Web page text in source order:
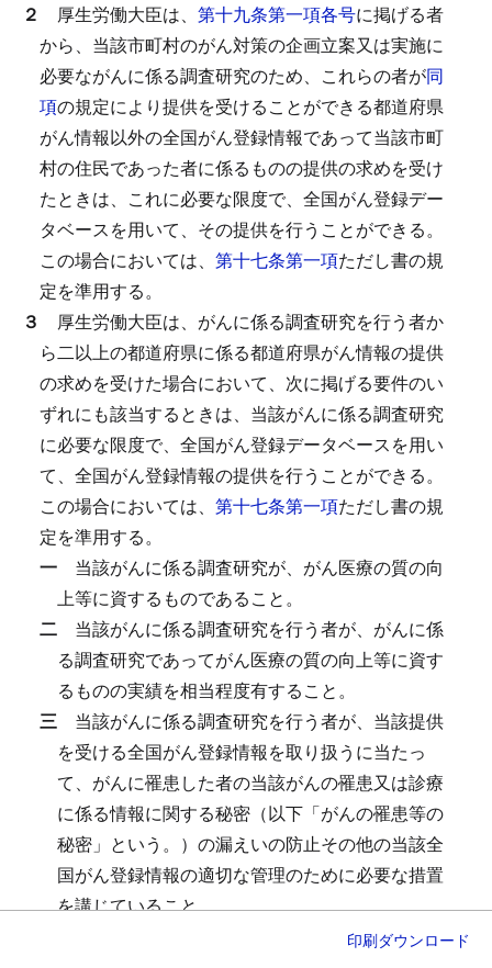
２ 厚生労働大臣は、 第十九条第一項各号に掲げる者
から、当該市町村のがん対策の企画立案又は実施に
必要ながんに係る調査研究のため、これらの者が同
項の規定により提供を受けることができる都道府県
がん情報以外の全国がん登録情報であって当該市町
村の住民であった者に係るものの提供の求めを受け
たときは、これに必要な限度で、全国がん登録デー
タベースを用いて、その提供を行うことができる。
この場合においては、 第十七条第一項ただし書の規
定を準用する。
３ 厚生労働大臣は、がんに係る調査研究を行う者か
ら二以上の都道府県に係る都道府県がん情報の提供
の求めを受けた場合において、次に掲げる要件のい
ずれにも該当するときは、当該がんに係る調査研究
に必要な限度で、全国がん登録データベースを用い
て、全国がん登録情報の提供を行うことができる。
この場合においては、 第十七条第一項ただし書の規
定を準用する。
一 当該がんに係る調査研究が、がん医療の質の向
上等に資するものであること。
二 当該がんに係る調査研究を行う者が、がんに係
る調査研究であってがん医療の質の向上等に資す
るものの実績を相当程度有すること。
三 当該がんに係る調査研究を行う者が、当該提供
を受ける全国がん登録情報を取り扱うに当たっ
て、がんに罹患した者の当該がんの罹患又は診療
に係る情報に関する秘密（以下「がんの罹患等の
秘密」という。）の漏えいの防止その他の当該全
国がん登録情報の適切な管理のために必要な措置
を講じていること。
当該提供の求めを受けた全国がん登録情報に係
印刷ダウンロード